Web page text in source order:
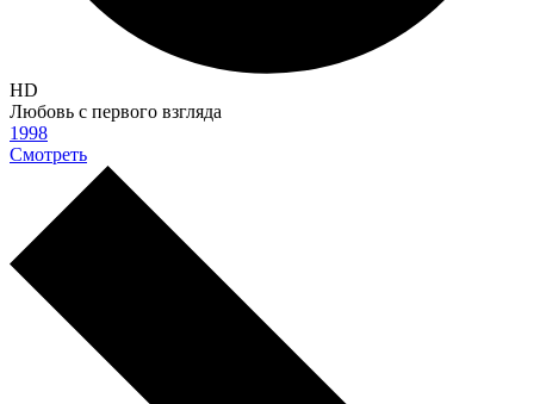
HD
Любовь с первого взгляда
1998
Смотреть